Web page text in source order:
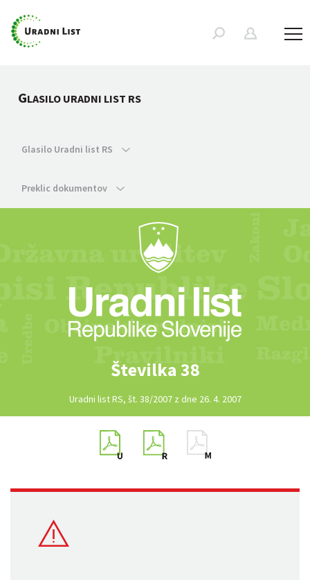
GLASILO URADNI LIST RS
Glasilo Uradni list RS
Preklic dokumentov
Številka 38
Uradni list RS, št. 38/2007 z dne 26. 4. 2007